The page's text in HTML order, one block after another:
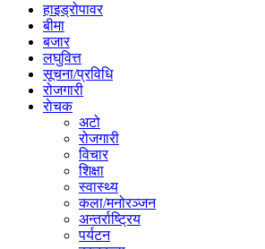
हाइड्रोपावर
बीमा
बजार
लघुवित्त
सूचना/प्रविधि
रोजगारी
राेचक
अटो
रोजगारी
विचार
शिक्षा
स्वास्थ्य
कला/मनोरञ्जन
अन्तर्राष्ट्रिय
पर्यटन